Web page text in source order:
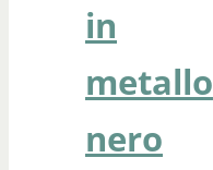
in
metallo
nero